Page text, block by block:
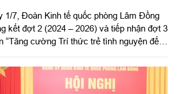
1/7, Đoàn Kinh tế quốc phòng Lâm Đồng
kết đợt 2 (2024 – 2026) và tiếp nhận đợt 3
“Tăng cường Trí thức trẻ tình nguyện đến